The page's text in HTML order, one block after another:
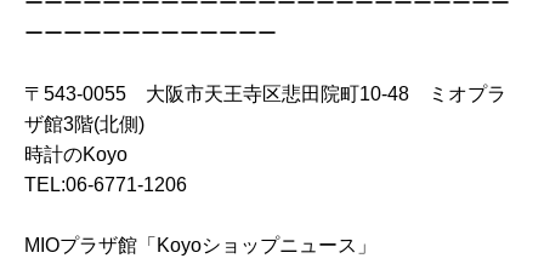
ーーーーーーーーーーーーー
〒543-0055 大阪市天王寺区悲田院町10-48 ミオプラ
ザ館3階(北側)
時計のKoyo
TEL:06-6771-1206
MIOプラザ館「Koyoショップニュース」